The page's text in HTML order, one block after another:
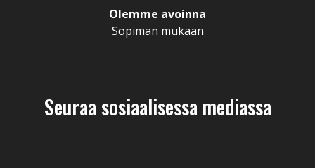
Olemme avoinna
Sopiman mukaan
Seuraa sosiaalisessa mediassa